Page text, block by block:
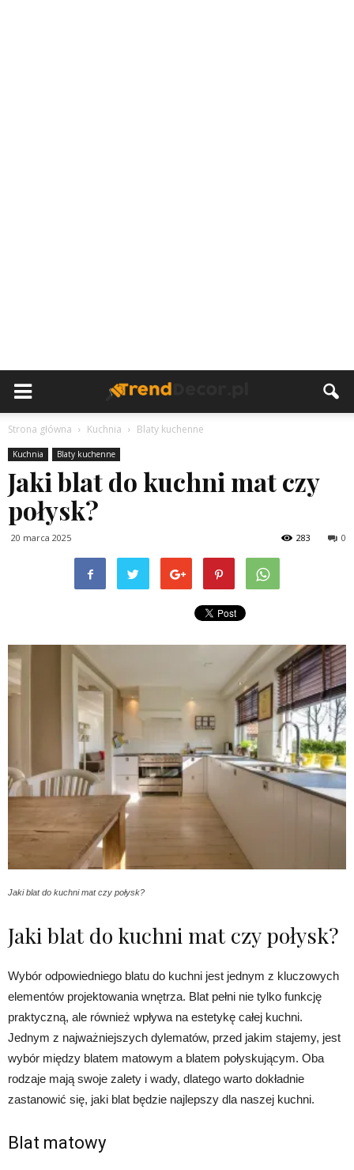
Strona główna Kuchnia Blaty kuchenne
Kuchnia Blaty kuchenne
Jaki blat do kuchni mat czy
połysk?
20 marca 2025 0
283
Jaki blat do kuchni mat czy połysk?
Jaki blat do kuchni mat czy połysk?
Wybór odpowiedniego blatu do kuchni jest jednym z kluczowych
elementów projektowania wnętrza. Blat pełni nie tylko funkcję
praktyczną, ale również wpływa na estetykę całej kuchni.
Jednym z najważniejszych dylematów, przed jakim stajemy, jest
wybór między blatem matowym a blatem połyskującym. Oba
rodzaje mają swoje zalety i wady, dlatego warto dokładnie
zastanowić się, jaki blat będzie najlepszy dla naszej kuchni.
Blat matowy